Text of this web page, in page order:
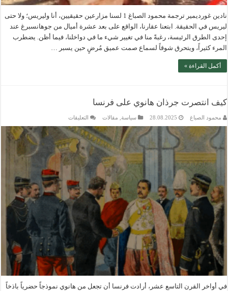
نادين غورديمير ترجمة محمود الصباغ 1 لسنا مزارعين حقيقيين، أنا وليريس؛ ولا حتى
ليريس في الحقيقة. ابتعنا عقارنا، الواقع على بعد عشرة أميال من جوهانسبرغ عند
إحدى الطرق الرئيسة، رغبةً منا في تغيير شيء ما في دواخلنا، فيما أظن. يضطرب
المرء كثيراً، ويتحرق شوقاً لسماع صمت عميق مُرضٍ حين يسبر …
أكمل القراءة »
كيف انتصرت جرذان هانوي على فرنسا
محمود الصباغ 28.08.2025 سياسة مقالات التعليقات
انتصرت
جرذان
هانوي
على
فرنسا
مغلقة
في أواخر القرن التاسع عشر، أرادت فرنسا أن تجعل من هانوي نموذجاً حضرياً باذخاً